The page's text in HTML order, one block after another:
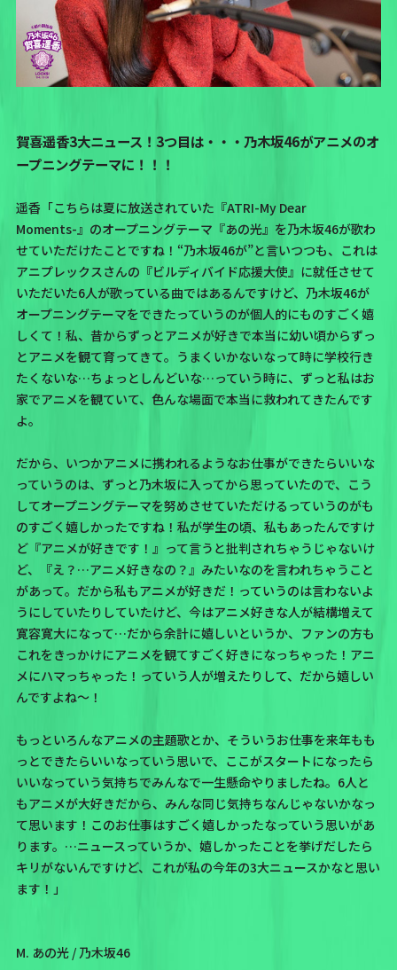
賀喜遥香3大ニュース！3つ目は・・・乃木坂46がアニメのオ
ープニングテーマに！！！
遥香「こちらは夏に放送されていた 『ATRI-My Dear
Moments-』 のオープニングテーマ 『あの光』 を乃木坂46が歌わ
せていただけたことですね！ “乃木坂46が”と言いつつも、これは
アニプレックスさんの 『ビルディバイド応援大使』 に就任させて
いただいた6人が歌っている曲ではあるんですけど、乃木坂46が
オープニングテーマをできたっていうのが個人的にものすごく嬉
しくて！私、昔からずっとアニメが好きで本当に幼い頃からずっ
とアニメを観て育ってきて。 うまくいかないなって時に学校行き
たくないな…ちょっとしんどいな…っていう時に、ずっと私はお
家でアニメを観ていて、色んな場面で本当に救われてきたんです
よ。
だから、 いつかアニメに携われるようなお仕事ができたらいいな
っていうのは、ずっと乃木坂に入ってから思っていたので、こう
してオープニングテーマを努めさせていただけるっていうのがも
のすごく嬉しかったですね！私が学生の頃、私もあったんですけ
ど『アニメが好きです！』って言うと批判されちゃうじゃないけ
ど、『え？…アニメ好きなの？』みたいなのを言われちゃうこと
があって。だから私もアニメが好きだ！っていうのは言わないよ
うにしていたりしていたけど、今はアニメ好きな人が結構増えて
寛容寛大になって…だから余計に嬉しいというか、ファンの方も
これをきっかけにアニメを観てすごく好きになっちゃった！アニ
メにハマっちゃった！っていう人が増えたりして、だから嬉しい
んですよね〜！
もっといろんなアニメの主題歌とか、そういうお仕事を来年もも
っとできたらいいなっていう思いで、ここがスタートになったら
いいなっていう気持ちでみんなで一生懸命やりましたね。6人と
もアニメが大好きだから、みんな同じ気持ちなんじゃないかなっ
て思います！このお仕事はすごく嬉しかったなっていう思いがあ
ります。…ニュースっていうか、嬉しかったことを挙げだしたら
キリがないんですけど、これが私の今年の3大ニュースかなと思い
ます！」
M. あの光 / 乃木坂46